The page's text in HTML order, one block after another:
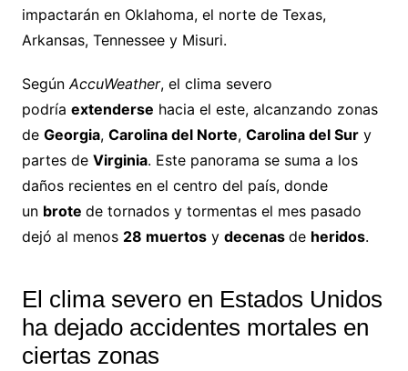
impactarán en Oklahoma, el norte de Texas,
Arkansas, Tennessee y Misuri.
SegúnAccuWeather, el clima severo
podría extenderse hacia el este, alcanzando zonas
de Georgia, Carolina del Norte, Carolina del Sury
partes de Virginia. Este panorama se suma a los
daños recientes en el centro del país, donde
un brote de tornados y tormentas el mes pasado
dejó al menos 28 muertosy decenas de heridos.
El clima severo en Estados Unidos
ha dejado accidentes mortales en
ciertas zonas